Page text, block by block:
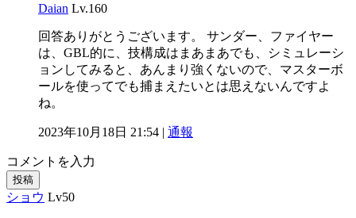
Daian Lv.160
回答ありがとうございます。 サンダー、ファイヤー
は、GBL的に、技構成はまあまあでも、シミュレーシ
ョンしてみると、あんまり強くないので、マスターボ
ールを使ってでも捕まえたいとは思えないんですよ
ね。
2023年10月18日 21:54 | 通報
コメントを入力
投稿
ショウ Lv50